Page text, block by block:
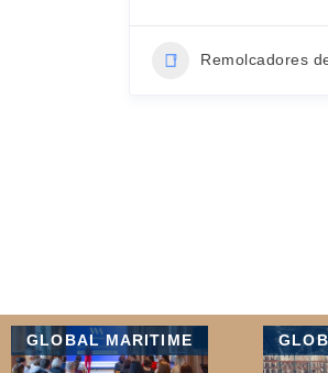
Remolcadores
GLOBAL MARITIME